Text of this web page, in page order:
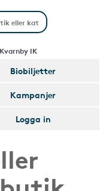
IK
Biobiljetter
Kampanjer
Logga in